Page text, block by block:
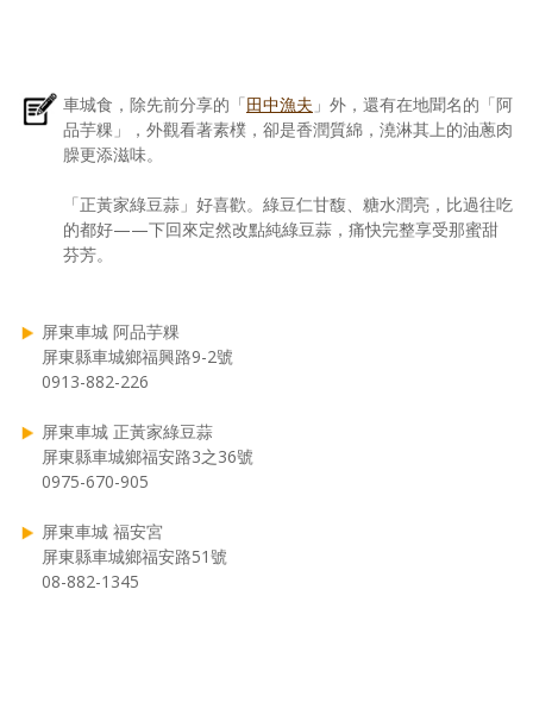
車城食，除先前分享的「田中漁夫 」外，還有在地聞名的「阿
品芋粿」，外觀看著素樸，卻是香潤質綿，澆淋其上的油蔥肉
臊更添滋味。
「正黃家綠豆蒜」好喜歡。綠豆仁甘馥、糖水潤亮，比過往吃
的都好——下回來定然改點純綠豆蒜，痛快完整享受那蜜甜
芬芳。
屏東車城 阿品芋粿
屏東縣車城鄉福興路9-2號
0913-882-226
屏東車城 正黃家綠豆蒜
屏東縣車城鄉福安路3之36號
0975-670-905
屏東車城 福安宮
屏東縣車城鄉福安路51號
08-882-1345